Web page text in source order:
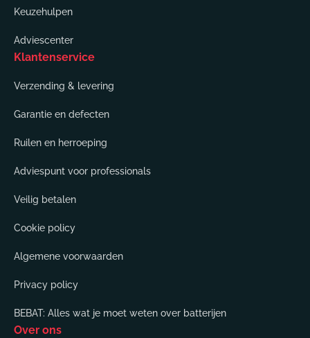
Keuzehulpen
Adviescenter
Klantenservice
Verzending & levering
Garantie en defecten
Ruilen en herroeping
Adviespunt voor professionals
Veilig betalen
Cookie policy
Algemene voorwaarden
Privacy policy
BEBAT: Alles wat je moet weten over batterijen
Over ons